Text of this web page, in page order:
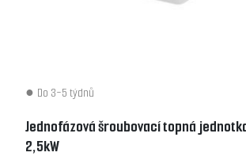
Do 3-5 týdnů
Jednofázová šroubovací topná
2,5kW